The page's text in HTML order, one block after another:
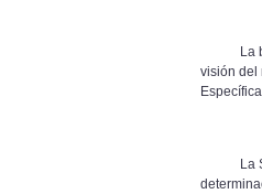
La
visión del
La